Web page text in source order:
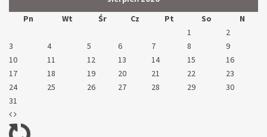
Pn Wt Śr Cz Pt So
N
1
2
3
4 5 6 7 8
9
10
11 12 13 14 15
16
17
18 19 20 21 22
23
24
25 26 27 28 29
30
31